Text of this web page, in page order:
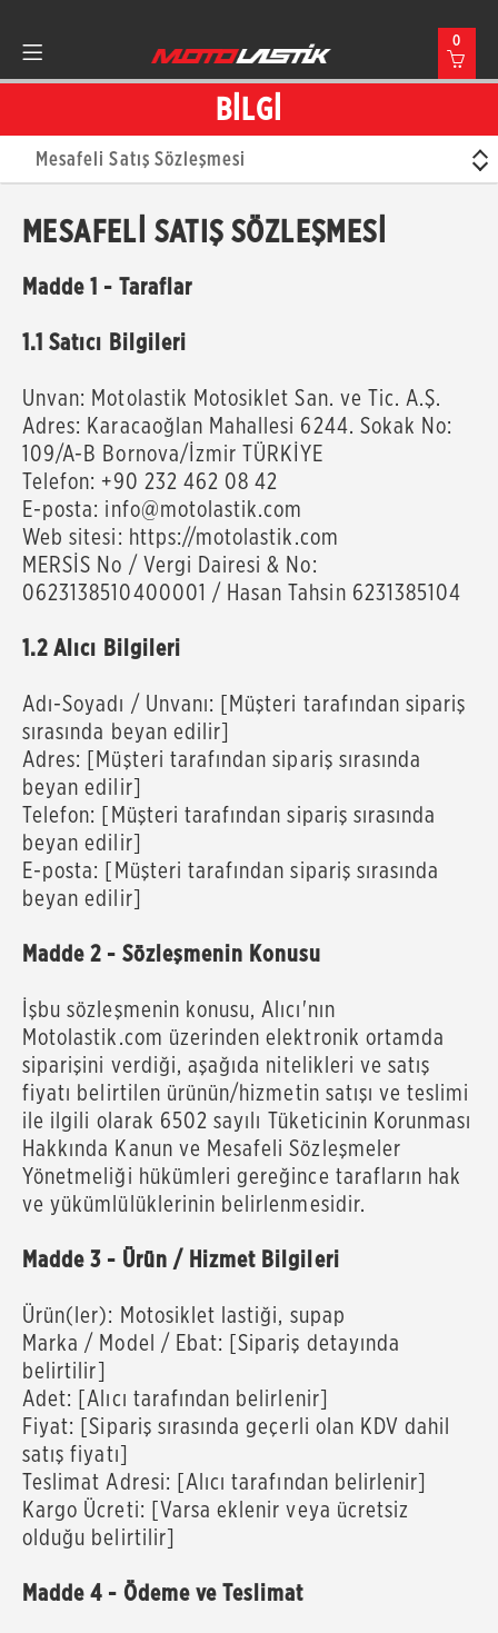
0
BİLGİ
Mesafeli Satış Sözleşmesi
MESAFELI SATIŞ SÖZLEŞMESI
Madde 1 - Taraflar
1.1 Satıcı Bilgileri
Unvan: Motolastik Motosiklet San. ve Tic. A.Ş.
Adres: Karacaoğlan Mahallesi 6244. Sokak No:
109/A-B Bornova/İzmir TÜRKİYE
Telefon: +90 232 462 08 42
E-posta: info@motolastik.com
Web sitesi: https://motolastik.com
MERSİS No / Vergi Dairesi & No:
0623138510400001 / Hasan Tahsin 6231385104
1.2 Alıcı Bilgileri
Adı-Soyadı / Unvanı: [Müşteri tarafından sipariş
sırasında beyan edilir]
Adres: [Müşteri tarafından sipariş sırasında
beyan edilir]
Telefon: [Müşteri tarafından sipariş sırasında
beyan edilir]
E-posta: [Müşteri tarafından sipariş sırasında
beyan edilir]
Madde 2 - Sözleşmenin Konusu
İşbu sözleşmenin konusu, Alıcı'nın
Motolastik.com üzerinden elektronik ortamda
siparişini verdiği, aşağıda nitelikleri ve satış
fiyatı belirtilen ürünün/hizmetin satışı ve teslimi
ile ilgili olarak 6502 sayılı Tüketicinin Korunması
Hakkında Kanun ve Mesafeli Sözleşmeler
Yönetmeliği hükümleri gereğince tarafların hak
ve yükümlülüklerinin belirlenmesidir.
Madde 3 - Ürün / Hizmet Bilgileri
Ürün(ler): Motosiklet lastiği, supap
Marka / Model / Ebat: [Sipariş detayında
belirtilir]
Adet: [Alıcı tarafından belirlenir]
Fiyat: [Sipariş sırasında geçerli olan KDV dahil
satış fiyatı]
Teslimat Adresi: [Alıcı tarafından belirlenir]
Kargo Ücreti: [Varsa eklenir veya ücretsiz
olduğu belirtilir]
Madde 4 - Ödeme ve Teslimat